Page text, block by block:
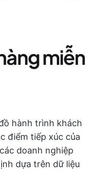
miễn
hành trình khách
điểm tiếp xúc của
doanh nghiệp
dựa trên dữ liệu